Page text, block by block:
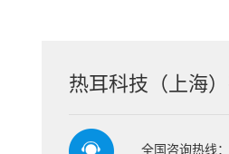
热耳科技（上海
全国咨询热线